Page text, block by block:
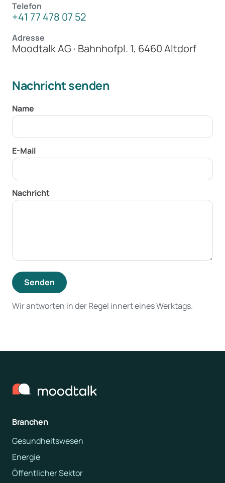
Telefon
+41 77 478 07 52
Adresse
Moodtalk AG · Bahnhofpl. 1, 6460 Altdorf
Nachricht senden
Name
E-Mail
Nachricht
Senden
Wir antworten in der Regel innert eines Werktags.
Branchen
Gesundheitswesen
Energie
Öffentlicher Sektor